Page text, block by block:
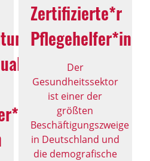
Zertifizierte*r
Pflegehelfer*in
Der
Gesundheitssektor
ist einer der
größten
Beschäftigungszweige
in Deutschland und
die demografische